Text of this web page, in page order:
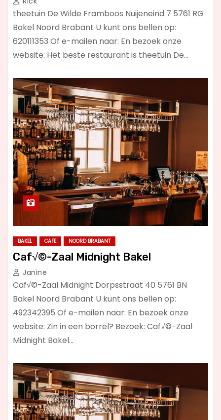
theetuin De Wilde Framboos Nuijeneind 7 5761 RG
Bakel Noord Brabant U kunt ons bellen op:
620111353 Of e-mailen naar: En bezoek onze
website: Het beste restaurant is theetuin De…
BAKEL CAFE NOORD BRABANT
Caf√©-Zaal Midnight Bakel
Janine
Caf√©-Zaal Midnight Dorpsstraat 40 5761 BN
Bakel Noord Brabant U kunt ons bellen op:
492342395 Of e-mailen naar: En bezoek onze
website: Zin in een borrel? Bezoek: Caf√©-Zaal
Midnight Bakel…